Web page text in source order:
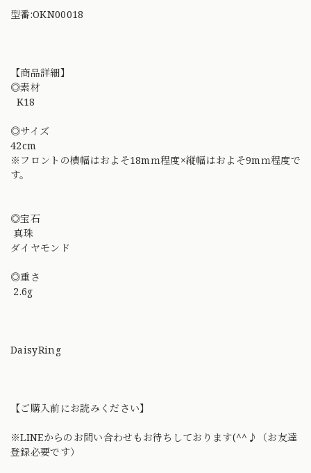
型番:OKN00018
【商品詳細】
◎素材
K18
◎サイズ
42cm
※フロントの横幅はおよそ18mｍ程度×縦幅はおよそ9mｍ程度で
す。
◎宝石
真珠
ダイヤモンド
◎重さ
2.6g
DaisyRing
【ご購入前にお読みください】
※LINEからのお問い合わせもお待ちしております(^^♪（お友達
登録必要です）